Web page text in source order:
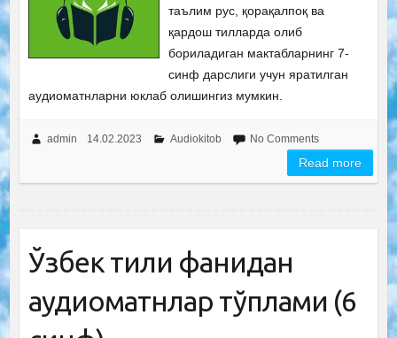
таълим рус, қорақалпоқ ва
қардош тилларда олиб
бориладиган мактабларнинг 7-
синф дарслиги учун яратилган
аудиоматнларни юклаб олишингиз мумкин.
admin 14.02.2023 Audiokitob No Comments
Read more
Ўзбек тили фанидан
аудиоматнлар тўплами (6